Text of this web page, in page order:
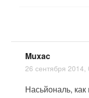
Muxac
26 сентября 2014,
Насьйональ,